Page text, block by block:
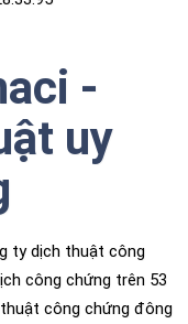
-
uy
ty dịch thuật công
công chứng trên 53
công chứng đông